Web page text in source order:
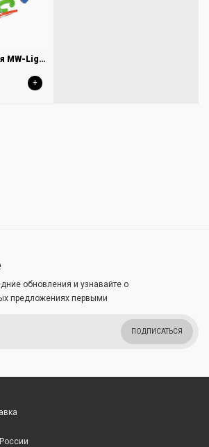
Люстра потолочная MW-Light Улыбка 365013705
+
обновления и узнавайте о
предложениях первыми
ПОДПИСАТЬСЯ